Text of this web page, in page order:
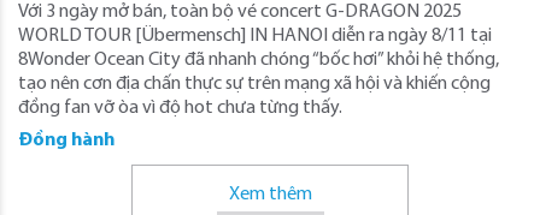
Với 3 ngày mở bán, toàn bộ vé concert G-DRAGON 2025
WORLD TOUR [Übermensch] IN HANOI diễn ra ngày 8/11 tại
8Wonder Ocean City đã nhanh chóng “bốc hơi” khỏi hệ thống,
tạo nên cơn địa chấn thực sự trên mạng xã hội và khiến cộng
đồng fan vỡ òa vì độ hot chưa từng thấy.
Đồng hành
Xem thêm